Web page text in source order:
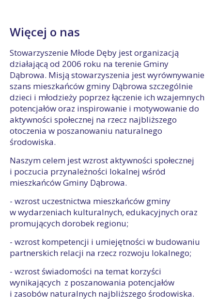
Więcej o nas
Stowarzyszenie Młode Dęby jest organizacją
działającą od 2006 roku na terenie Gminy
Dąbrowa. Misją stowarzyszenia jest wyrównywanie
szans mieszkańców gminy Dąbrowa szczególnie
dzieci i młodzieży poprzez łączenie ich wzajemnych
potencjałów oraz inspirowanie i motywowanie do
aktywności społecznej na rzecz najbliższego
otoczenia w poszanowaniu naturalnego
środowiska.
Naszym celem jest wzrost aktywności społecznej
i poczucia przynależności lokalnej wśród
mieszkańców Gminy Dąbrowa.
- wzrost uczestnictwa mieszkańców gminy
w wydarzeniach kulturalnych, edukacyjnych oraz
promujących dorobek regionu;
- wzrost kompetencji i umiejętności w budowaniu
partnerskich relacji na rzecz rozwoju lokalnego;
- wzrost świadomości na temat korzyści
wynikających z poszanowania potencjałów
i zasobów naturalnych najbliższego środowiska.